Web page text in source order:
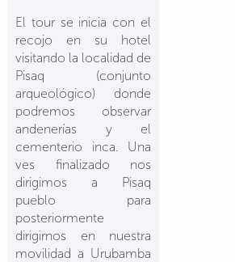
El tour se inicia con el
recojo en su hotel
visitando la localidad de
Pisaq (conjunto
arqueológico) donde
podremos observar
andenerías y el
cementerio inca. Una
ves finalizado nos
dirigimos a Pisaq
pueblo para
posteriormente
dirigirnos en nuestra
movilidad a Urubamba